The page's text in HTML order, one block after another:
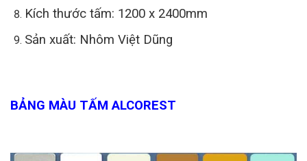
Kích thước tấm: 1200 x 2400mm
Sản xuất: Nhôm Việt Dũng
BẢNG MÀU TẤM ALCOREST